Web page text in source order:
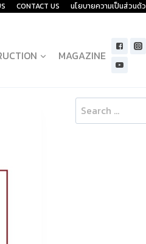
CONTACT US นโยบายความเป็นส่วนตัว
MAGAZINE
Search
for: